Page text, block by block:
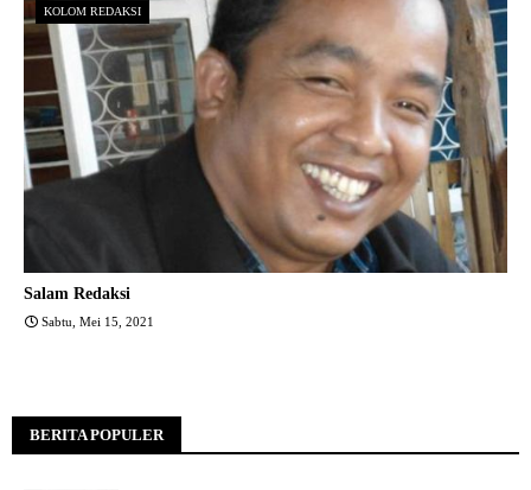
KOLOM REDAKSI
Salam Redaksi
Sabtu, Mei 15, 2021
BERITA POPULER